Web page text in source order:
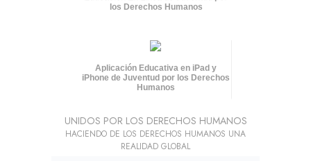
los Derechos Humanos
Aplicación Educativa en iPad y
iPhone de Juventud por los Derechos
Humanos
UNIDOS POR LOS DERECHOS HUMANOS
HACIENDO DE LOS DERECHOS HUMANOS UNA
REALIDAD GLOBAL